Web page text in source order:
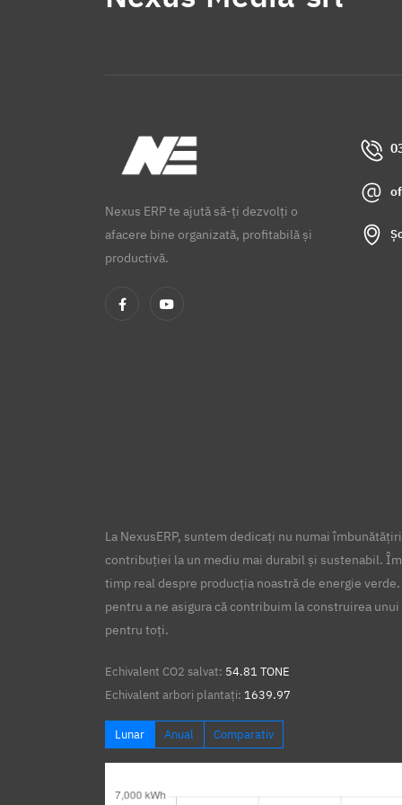
Nexus ERP te ajută să-ți dezvolți o
afacere bine organizată, profitabilă și
productivă.
La NexusERP, suntem dedicați nu numai
contribuției la un mediu mai durabil și sustenabil.
timp real despre producția noastră de energie
pentru a ne asigura că contribuim la construirea
pentru toți.
Echivalent CO2 salvat: 54.81 TONE
Echivalent arbori plantați: 1639.97
Lunar Anual Comparativ